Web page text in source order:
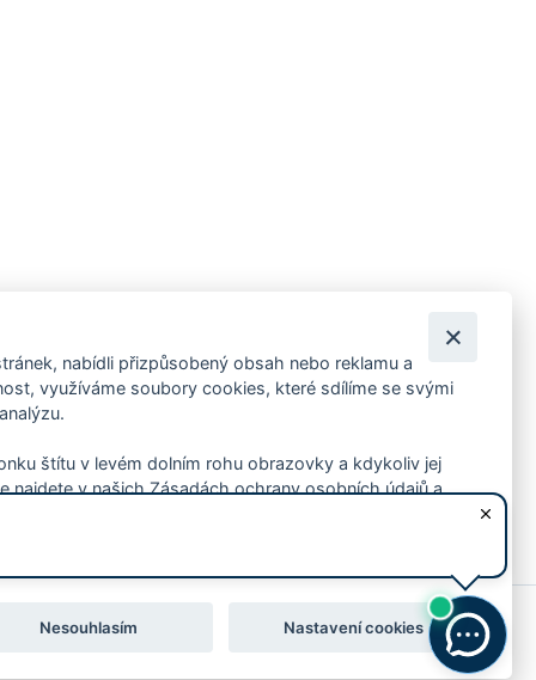
pozvánky na kulturní a sportovní akce?
nabídli přizpůsobený obsah nebo reklamu a
využíváme soubory cookies, které sdílíme se svými
štítu v levém dolním rohu obrazovky a kdykoliv jej
najdete v našich Zásadách ochrany osobních údajů a
Nesouhlasím Nastavení cookies